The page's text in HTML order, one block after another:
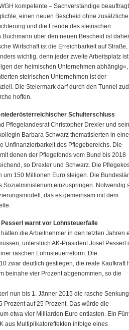
kompetente – Sachverständige
einen neuen Bescheid ohne zusätzliche
und die Freude des steirischen
Buchmann über den neuen Bescheid ist
Wirtschaft ist die Erreichbarkeit auf Straße,
wichtig, denn jeder zweite Arbeitsplatz ist
der heimischen Unternehmen abhängig«,
steirischen Unternehmen ist der
Die Steiermark darf durch den Tunnel
hoffen.
Schulterschluss
Pflegelandesrat Christopher Drexler und
Barbara Schwarz thematisierten in
Unfinanzierbarkeit des Pflegebereichs. Die
denen der Pflegefonds vom Bund bis 2018
so Drexler und Schwarz. Die
um 150 Millionen Euro steigen. Die
Sozialministerium einzuspringen. Notwendig
das es gemeinsam mit dem
Pesserl warnt vor Lohnsteuerfalle
die Arbeitnehmer in den letzten Jahren
unterstrich AK-Präsident Josef Pesserl
raschen Lohnsteuerreform. Die
zwar deutlich gestiegen, die reale Kaufkraft
beinahe vier Prozent abgenommen, so die
nun bis 1. Jänner 2015 die rasche
Prozent auf 25 Prozent. Das würde die
etwa vier Milliarden Euro entlasten. Ein
aus Multiplikatoreffekten infolge eines